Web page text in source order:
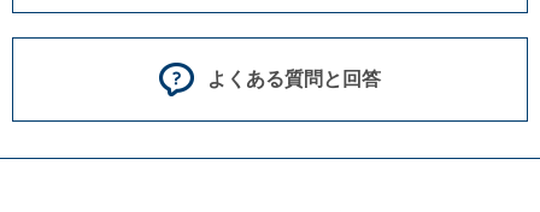
よくある質問と回答